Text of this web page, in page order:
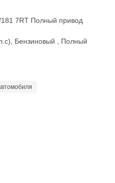
7RT Полный привод
Бензиновый , Полный